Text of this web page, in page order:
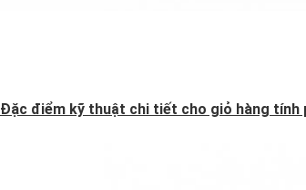
Đặc điểm kỹ thuật chi tiết cho giỏ hàng tính